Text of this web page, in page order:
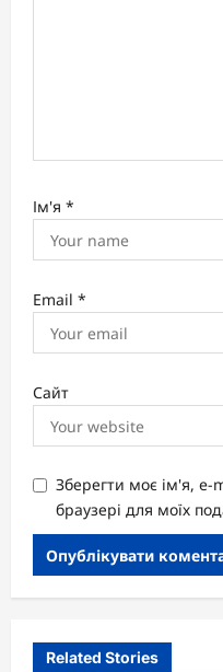
Ім'я *
Email *
Сайт
Зберегти моє ім'я, e-
браузері для моїх
Related Stories